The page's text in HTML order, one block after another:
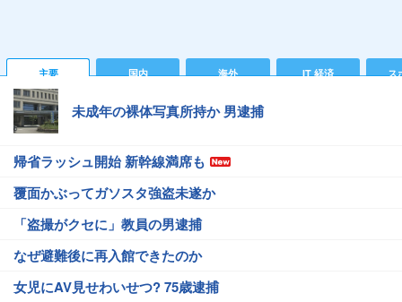
主要 国内 海外 IT 経済 ス
未成年の裸体写真所持か 男逮捕
帰省ラッシュ開始 新幹線満席も
覆面かぶってガソスタ強盗未遂か
「盗撮がクセに」教員の男逮捕
なぜ避難後に再入館できたのか
女児にAV見せわいせつ? 75歳逮捕